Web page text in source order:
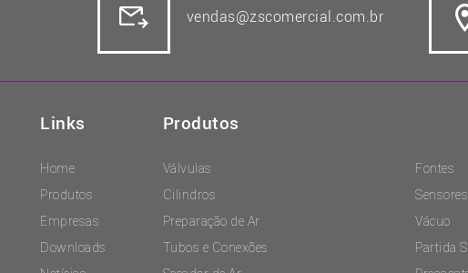
vendas@zscomercial.com.br
Links
Home
Produtos
Empresas
Downloads
Produtos
Válvulas
Cilindros
Preparação de Ar
Tubos e Conexões
Fontes
Sensores
Vácuo
Partida